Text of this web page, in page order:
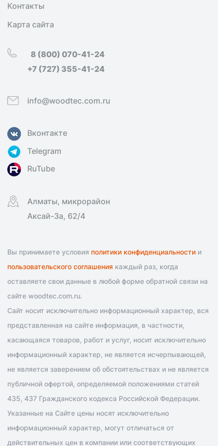
Контакты
Карта сайта
8 (800) 070-41-24
+7 (727) 355-41-24
info@woodtec.com.ru
Вконтакте
Telegram
RuTube
Алматы, микрорайон
Аксай-3а, 62/4
Вы принимаете условия политики конфиденциальности и
пользовательского соглашения каждый раз, когда
оставляете свои данные в любой форме обратной связи на
сайте woodtec.com.ru.
Сайт носит исключительно информационный характер, вся
представленная на сайте информация, в частности,
касающаяся товаров, работ и услуг, носит исключительно
информационный характер, не является исчерпывающей,
не является заверением об обстоятельствах и не является
публичной офертой, определяемой положениями статей
435, 437 Гражданского кодекса Российской Федерации.
Указанные на Сайте цены носят исключительно
информационный характер, могут отличаться от
действительных цен в компании или соответствующих